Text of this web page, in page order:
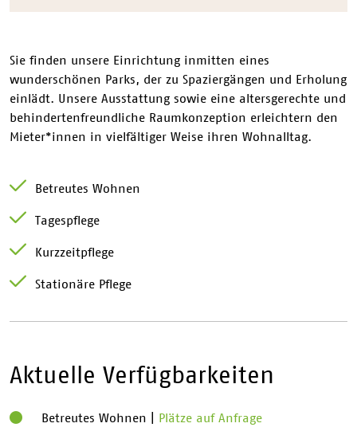
Sie finden unsere Einrichtung inmitten eines
wunderschönen Parks, der zu Spaziergängen und Erholung
einlädt. Unsere Ausstattung sowie eine altersgerechte und
behindertenfreundliche Raumkonzeption erleichtern den
Mieter*innen in vielfältiger Weise ihren Wohnalltag.
Betreutes Wohnen
Tagespflege
Kurzzeitpflege
Stationäre Pflege
Aktuelle Verfügbarkeiten
Betreutes Wohnen Plätze auf Anfrage